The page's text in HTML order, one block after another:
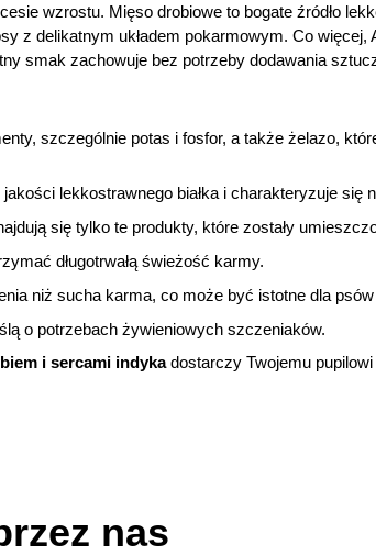
wzrostu. Mięso drobiowe to bogate źródło
z delikatnym układem pokarmowym. Co
smak zachowuje bez potrzeby dodawania
szczególnie potas i fosfor, a także żelazo,
lekkostrawnego białka i charakteryzuje się
się tylko te produkty, które zostały
długotrwałą świeżość karmy.
niż sucha karma, co może być istotne dla
o potrzebach żywieniowych szczeniaków.
i sercami indykadostarczy Twojemu
nas